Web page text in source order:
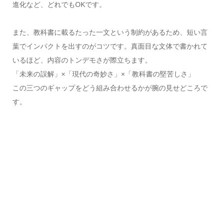
進化など、どれでもOKです。
また、教科書に載るたった一文という制約があるため、短い言
葉でインパクトを出すのがコツです。真面目な文体で書かれて
いるほど、内容のトンデモさが際立ちます。
「未来の誤解」×「現代の奇妙さ」×「教科書の堅苦しさ」
この三つのギャップをどう組み合わせるかが腕の見せどころで
す。